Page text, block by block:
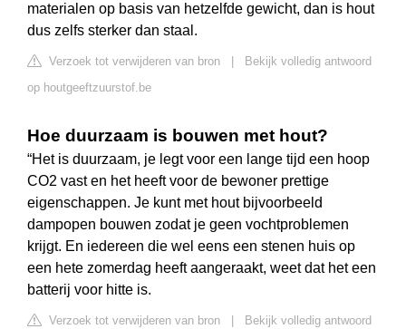
materialen op basis van hetzelfde gewicht, dan is hout
dus zelfs sterker dan staal.
Verzoek tot verwijderen van bron
Bekijk volledig antwoord
op houtgeeftzuurstof.be
Hoe duurzaam is bouwen met hout?
“Het is duurzaam, je legt voor een lange tijd een hoop
CO2 vast en het heeft voor de bewoner prettige
eigenschappen. Je kunt met hout bijvoorbeeld
dampopen bouwen zodat je geen vochtproblemen
krijgt. En iedereen die wel eens een stenen huis op
een hete zomerdag heeft aangeraakt, weet dat het een
batterij voor hitte is.
Verzoek tot verwijderen van bron
Bekijk volledig antwoord